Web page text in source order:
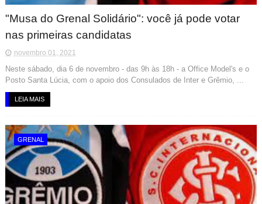
"Musa do Grenal Solidário": você já pode votar
nas primeiras candidatas
novembro 01, 2021
Neste sábado, dia 6 de novembro - das 9h às 18h - a Office Model's e o
Posto Santa Lúcia, com o apoio dos Consulados de Inter e Grêmio, ...
LEIA MAIS
GRENAL